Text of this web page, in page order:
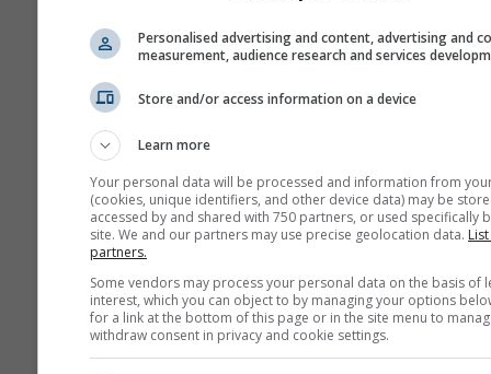
Personalised advertising and content, advertising and
measurement, audience research and services
Store and/or access information on a device
Learn more
Your personal data will be processed and information from
(cookies, unique identifiers, and other device data) may be
accessed by and shared with 750 partners, or used specifically
site. We and our partners may use precise geolocation data.
partners.
Some vendors may process your personal data on the basis of
interest, which you can object to by managing your options
for a link at the bottom of this page or in the site menu to
withdraw consent in privacy and cookie settings.